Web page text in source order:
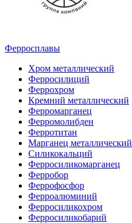
Ферросплавы
Хром металлический
Ферросилиций
Феррохром
Кремний металлический
Ферромарганец
Ферромолибден
Ферротитан
Марганец металлический
Силикокальций
Ферросиликомарганец
Ферробор
Феррофосфор
Ферроалюминий
Ферросиликохром
Ферросиликобарий